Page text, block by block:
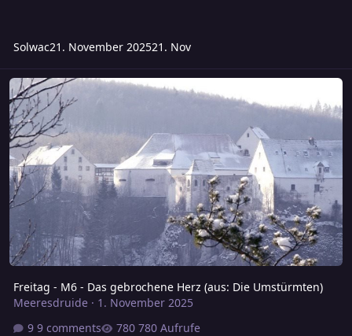
Solwac21. November 202521. Nov
Freitag - M6 - Das gebrochene Herz (aus: Die Umstürmten)
Freitag - M6 - Das gebrochene Herz (aus: Die Umstürmten)
Meeresdruide· 1. November 2025
9 comments
780 Aufrufe